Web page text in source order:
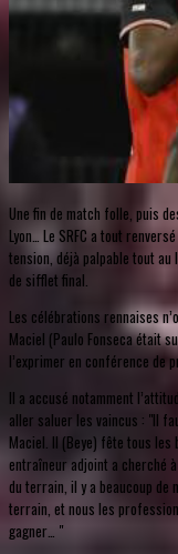
Une fin de match folle, puis
Lyon… Le SRFC a tout
tension, déjà palpable tout au
de sifflet final.
Les célébrations rennaises
Maciel (Paulo Fonseca était
l’exprimer en conférence de
Il a accusé notamment
aller saluer les vaincus : "Il
Maciel. Il (Beye) fête tous les
entraîneur adjoint a cherché
du terrain, il y a beaucoup
terrain, et nous les
gagner… "